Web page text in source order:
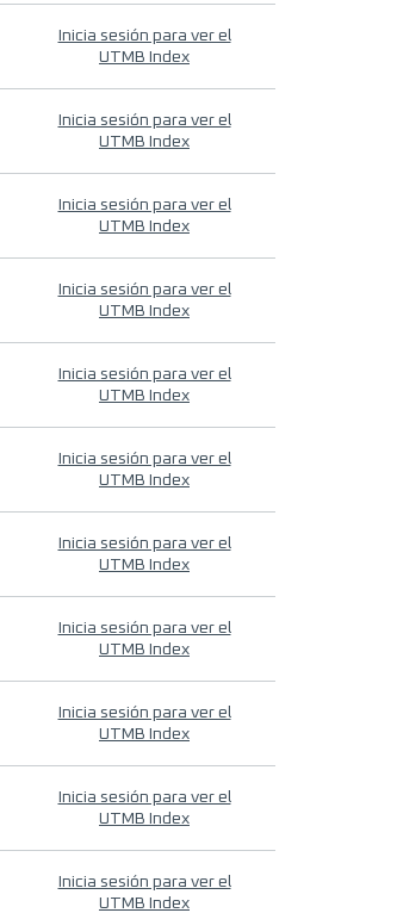
Inicia sesión para ver el
UTMB Index
Inicia sesión para ver el
UTMB Index
Inicia sesión para ver el
UTMB Index
Inicia sesión para ver el
UTMB Index
Inicia sesión para ver el
UTMB Index
Inicia sesión para ver el
UTMB Index
Inicia sesión para ver el
UTMB Index
Inicia sesión para ver el
UTMB Index
Inicia sesión para ver el
UTMB Index
Inicia sesión para ver el
UTMB Index
Inicia sesión para ver el
UTMB Index